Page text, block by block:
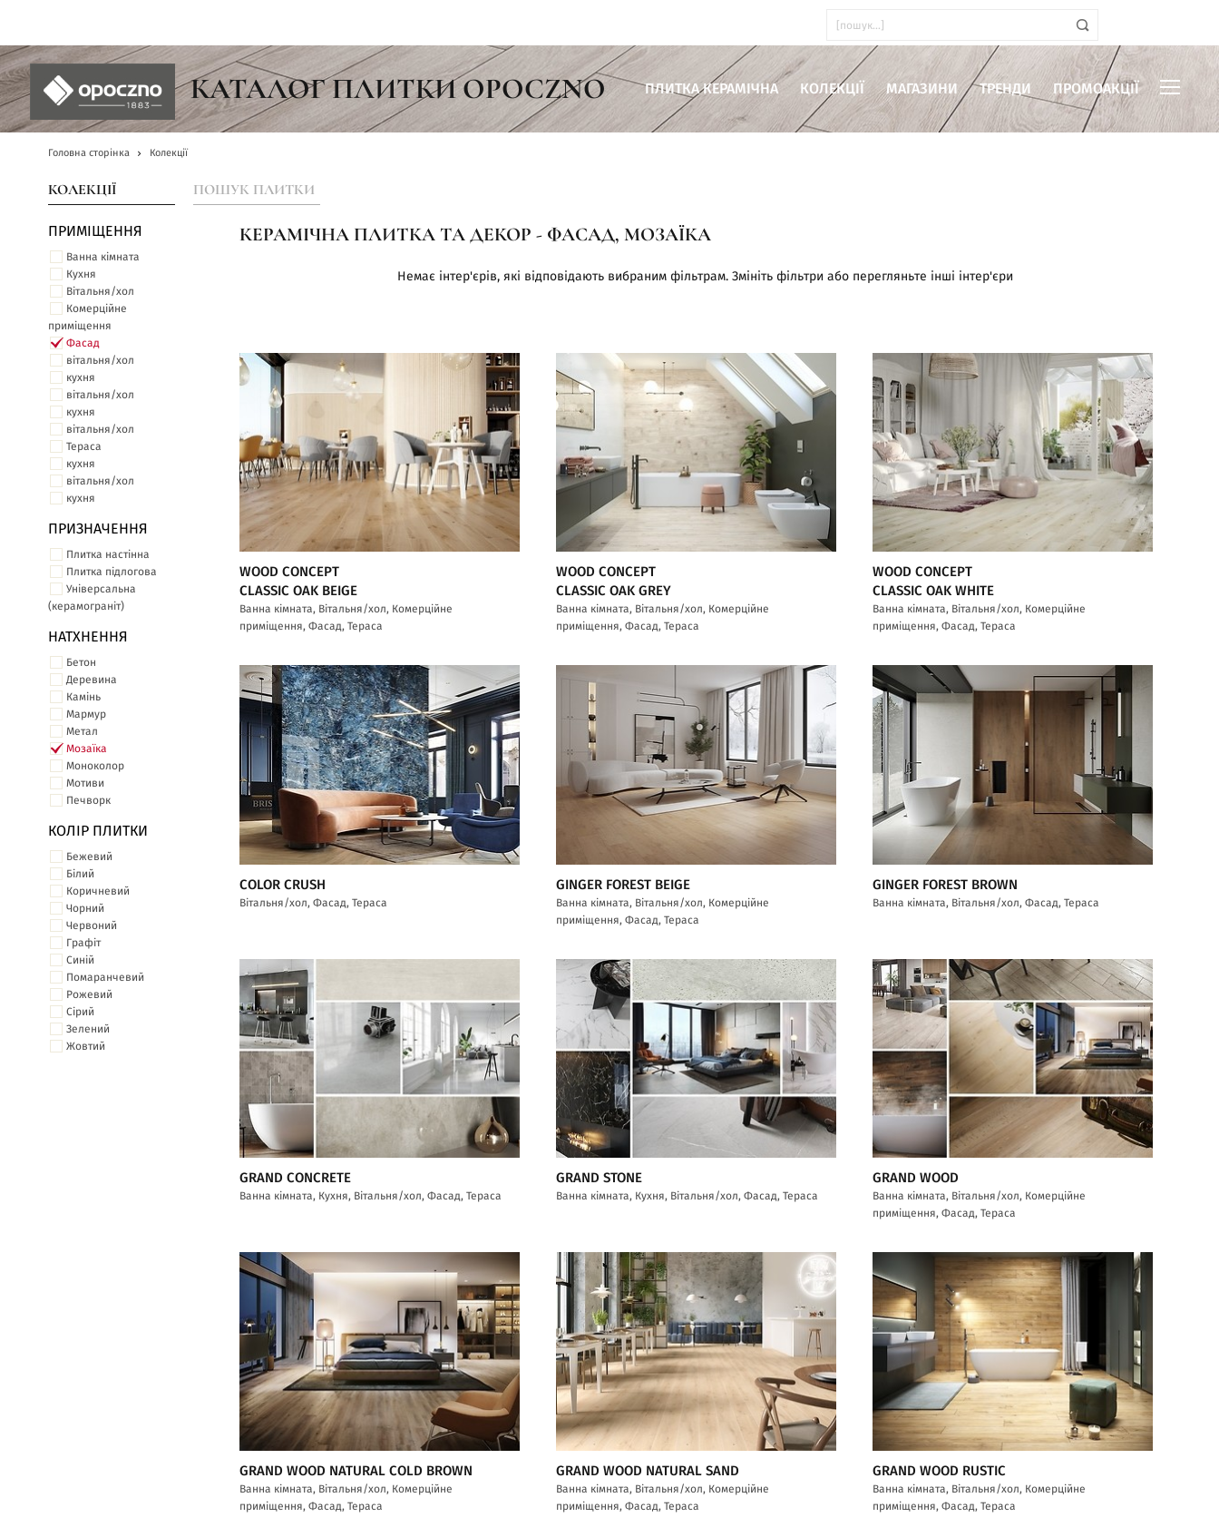
ПЛИТКА КЕРАМІЧНА КОЛЕКЦІЇ
Плитка для вітальні
Плитка для комерційних приміщень
МАГАЗИНИ ТРЕНДИ ПРОМОАКЦІЇ
КАТАЛОГ ПЛИТКИ OPOCZNO
Головна сторінка Колекції
КОЛЕКЦІЇ ПОШУК ПЛИТКИ
ПРИМІЩЕННЯ
Ванна кімната
Кухня
Вітальня/хол
Комерційне
приміщення
Фасад
вітальня/хол
кухня
вітальня/хол
кухня
вітальня/хол
Тераса
кухня
вітальня/хол
кухня
ПРИЗНАЧЕННЯ
Плитка настінна
Плитка підлогова
Універсальна
(керамограніт)
НАТХНЕННЯ
Бетон
Деревина
Камінь
Мармур
Метал
Мозаїка
Моноколор
Мотиви
Печворк
КОЛІР ПЛИТКИ
Бежевий
Білий
Коричневий
Чорний
Червоний
Графіт
Синій
Помаранчевий
Рожевий
Сірий
Зелений
Жовтий
КЕРАМІЧНА ПЛИТКА ТА ДЕКОР - ФАСАД, МОЗАЇКА
Немає інтер'єрів, які відповідають вибраним фільтрам. Змініть фільтри або перегляньте інші інтер'єри
WOOD CONCEPT
CLASSIC OAK BEIGE
Ванна кімната, Вітальня/хол, Комерційне
приміщення, Фасад, Тераса
WOOD CONCEPT
CLASSIC OAK GREY
Ванна кімната, Вітальня/хол, Комерційне
приміщення, Фасад, Тераса
WOOD CONCEPT
CLASSIC OAK WHITE
Ванна кімната, Вітальня/хол, Комерційне
приміщення, Фасад, Тераса
COLOR CRUSH
Вітальня/хол, Фасад, Тераса
GINGER FOREST BEIGE
Ванна кімната, Вітальня/хол, Комерційне
приміщення, Фасад, Тераса
GINGER FOREST BROWN
Ванна кімната, Вітальня/хол, Фасад, Тераса
GRAND CONCRETE
Ванна кімната, Кухня, Вітальня/хол, Фасад, Тераса
GRAND STONE
Ванна кімната, Кухня, Вітальня/хол, Фасад, Тераса
GRAND WOOD
Ванна кімната, Вітальня/хол, Комерційне
приміщення, Фасад, Тераса
GRAND WOOD NATURAL COLD BROWN
Ванна кімната, Вітальня/хол, Комерційне
приміщення, Фасад, Тераса
GRAND WOOD NATURAL SAND
Ванна кімната, Вітальня/хол, Комерційне
приміщення, Фасад, Тераса
GRAND WOOD RUSTIC
Ванна кімната, Вітальня/хол, Комерційне
приміщення, Фасад, Тераса